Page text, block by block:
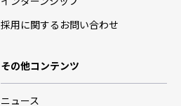
採用に関するお問い合わせ
その他コンテンツ
ニュース